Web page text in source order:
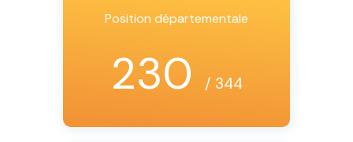
Position départementale
230 / 344